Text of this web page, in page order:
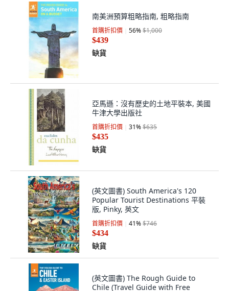
南美洲預算粗略指南, 粗略指南
首購折扣價 56% $1,000
$439
缺貨
亞馬遜：沒有歷史的土地平裝本, 美國
牛津大學出版社
首購折扣價 31% $635
$435
缺貨
(英文圖書) South America's 120
Popular Tourist Destinations 平裝
版, Pinky, 英文
首購折扣價 41% $746
$434
缺貨
(英文圖書) The Rough Guide to
Chile (Travel Guide with Free